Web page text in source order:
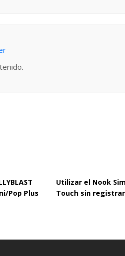
Pop Plus
Utilizar el Nook
Touch sin registrar